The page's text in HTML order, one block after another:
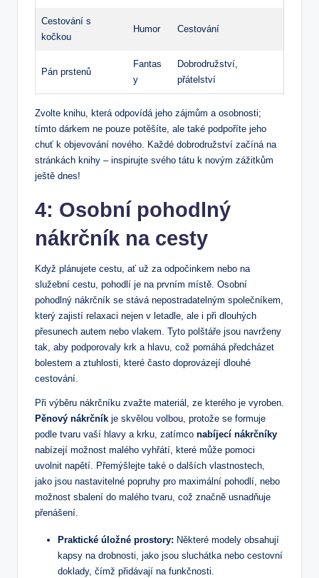
Cestování s
kočkou
Humor Cestování
Pán prstenů
Fantas
y
Dobrodružství,
přátelství
Zvolte ⁤knihu, která odpovídá jeho zájmům ‌a osobnosti;
tímto dárkem ⁢ne pouze potěšíte, ⁣ale také‌ podpoříte jeho
chuť k objevování nového. Každé dobrodružství začíná na
‌stránkách knihy⁢ – inspirujte svého ​tátu ‍k novým ⁣zážitkům
ještě dnes!
4: Osobní pohodlný
nákrčník na cesty
Když plánujete⁣ cestu, ať už za odpočinkem nebo na
služební cestu, pohodlí‍ je na prvním místě. Osobní
pohodlný nákrčník se⁢ stává‌ nepostradatelným společníkem,⁣
který ⁣zajistí ​relaxaci nejen v⁤ letadle,⁢ ale ​i‍ při dlouhých
přesunech autem nebo vlakem. Tyto polštáře jsou navrženy
tak,⁢ aby podporovaly krk a hlavu, což pomáhá‌ předcházet‌
bolestem a ‍ztuhlosti, které často ​doprovázejí dlouhé
cestování.
Při výběru ‌nákrčníku zvažte materiál, ze kterého​ je vyroben.
Pěnový‍ nákrčník ​je skvělou volbou, protože se⁣ formuje
podle tvaru vaší hlavy a krku,‌ zatímco⁢ nabíjecí nákrčníky
nabízejí ⁤možnost malého vyhřátí, které může ‍pomoci
uvolnit⁢ napětí. Přemýšlejte také o dalších ⁣vlastnostech,
jako jsou nastavitelné‍ popruhy ​pro ‌maximální pohodlí, nebo
možnost ⁢sbalení do ⁢malého tvaru, což značně usnadňuje
přenášení.
Praktické ⁣úložné prostory: ⁣Některé modely⁣ obsahují
⁣kapsy na⁤ drobnosti, jako jsou sluchátka nebo‌ cestovní
doklady, čímž ‍přidávají na ‍funkčnosti.